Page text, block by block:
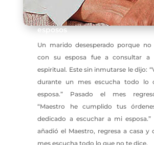
esposos
Un marido desesperado porque no
con su esposa fue a consultar a
espiritual. Este sin inmutarse le dijo:
durante un mes escucha todo lo
esposa.” Pasado el mes
“Maestro he cumplido tus
dedicado a escuchar a mi esposa.”
añadió el Maestro, regresa a casa y
mes escucha todo lo que no te dice.